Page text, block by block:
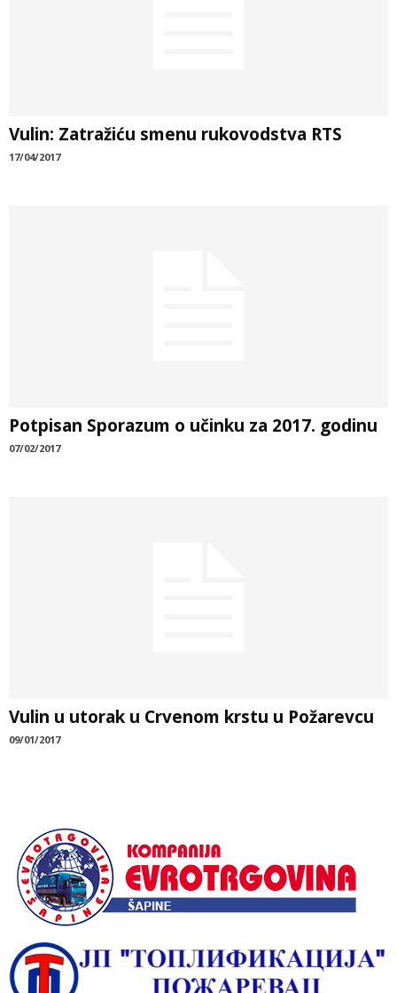
Vulin: Zatražiću smenu rukovodstva RTS
17/04/2017
Potpisan Sporazum o učinku za 2017. godinu
07/02/2017
Vulin u utorak u Crvenom krstu u Požarevcu
09/01/2017